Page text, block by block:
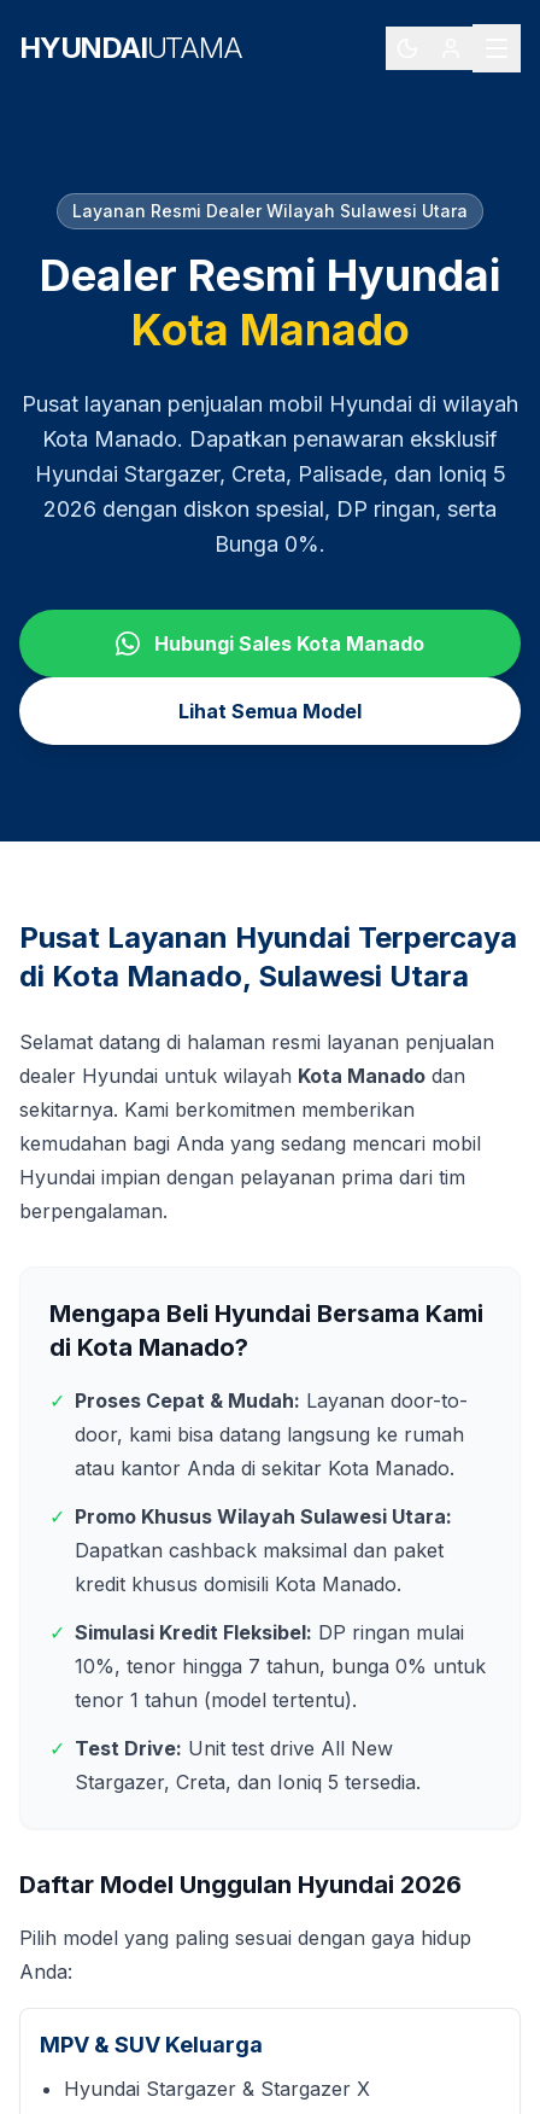
HYUNDAIUTAMA
Layanan Resmi Dealer Wilayah Sulawesi Utara
Dealer Resmi Hyundai
Kota Manado
Pusat layanan penjualan mobil Hyundai di wilayah
Kota Manado. Dapatkan penawaran eksklusif
Hyundai Stargazer, Creta, Palisade, dan Ioniq 5
2026 dengan diskon spesial, DP ringan, serta
Bunga 0%.
Hubungi Sales Kota Manado
Lihat Semua Model
Pusat Layanan Hyundai Terpercaya
di Kota Manado, Sulawesi Utara
Selamat datang di halaman resmi layanan penjualan
dealer Hyundai untuk wilayah Kota Manado dan
sekitarnya. Kami berkomitmen memberikan
kemudahan bagi Anda yang sedang mencari mobil
Hyundai impian dengan pelayanan prima dari tim
berpengalaman.
Mengapa Beli Hyundai Bersama Kami
di Kota Manado?
✓ Proses Cepat & Mudah: Layanan door-to-
door, kami bisa datang langsung ke rumah
atau kantor Anda di sekitar Kota Manado.
✓ Promo Khusus Wilayah Sulawesi Utara:
Dapatkan cashback maksimal dan paket
kredit khusus domisili Kota Manado.
✓ Simulasi Kredit Fleksibel: DP ringan mulai
10%, tenor hingga 7 tahun, bunga 0% untuk
tenor 1 tahun (model tertentu).
✓ Test Drive: Unit test drive All New
Stargazer, Creta, dan Ioniq 5 tersedia.
Daftar Model Unggulan Hyundai 2026
Pilih model yang paling sesuai dengan gaya hidup
Anda:
MPV & SUV Keluarga
Hyundai Stargazer & Stargazer X